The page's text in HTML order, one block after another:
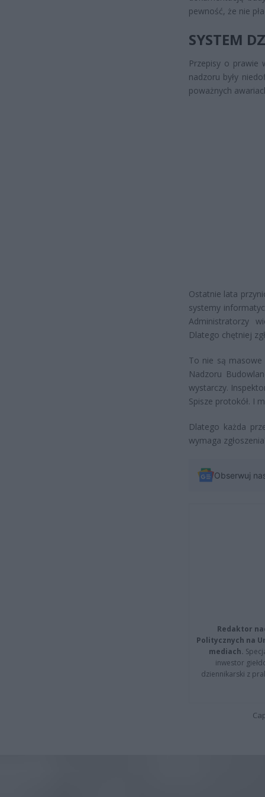
pewność, że nie
SYSTEM
Przepisy o prawie
nadzoru były
poważnych
Ostatnie lata
systemy
Administratorzy
Dlatego chętniej
To nie są masowe
Nadzoru
wystarczy.
Spisze protokół. I
Dlatego każda
wymaga
Obserwuj
Redaktor
Politycznych na
mediach.
inwestor
dziennikarski z